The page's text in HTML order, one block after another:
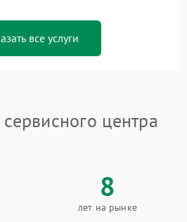
все услуги
центра
8
лет на рынке